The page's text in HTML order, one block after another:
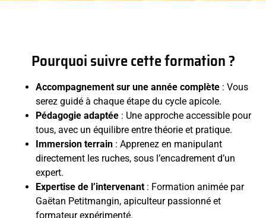
Pourquoi suivre cette formation ?
Accompagnement sur une année complète : Vous
serez guidé à chaque étape du cycle apicole.
Pédagogie adaptée : Une approche accessible pour
tous, avec un équilibre entre théorie et pratique.
Immersion terrain : Apprenez en manipulant
directement les ruches, sous l’encadrement d’un
expert.
Expertise de l’intervenant : Formation animée par
Gaëtan Petitmangin, apiculteur passionné et
formateur expérimenté.